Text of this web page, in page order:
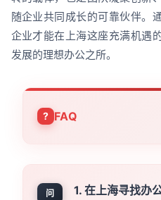
随企业共同成长的可靠伙伴。
企业才能在上海这座充满机遇
发展的理想办公之所。
FAQ
问
1. 在上海寻找办